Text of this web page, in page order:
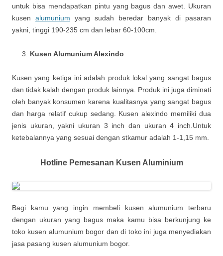
untuk bisa mendapatkan pintu yang bagus dan awet. Ukuran
kusen alumunium yang sudah beredar banyak di pasaran
yakni, tinggi 190-235 cm dan lebar 60-100cm.
Kusen Alumunium Alexindo
Kusen yang ketiga ini adalah produk lokal yang sangat bagus
dan tidak kalah dengan produk lainnya. Produk ini juga diminati
oleh banyak konsumen karena kualitasnya yang sangat bagus
dan harga relatif cukup sedang. Kusen alexindo memiliki dua
jenis ukuran, yakni ukuran 3 inch dan ukuran 4 inch.Untuk
ketebalannya yang sesuai dengan stkamur adalah 1-1,15 mm.
Hotline Pemesanan Kusen Aluminium
Bagi kamu yang ingin membeli kusen alumunium terbaru
dengan ukuran yang bagus maka kamu bisa berkunjung ke
toko kusen alumunium bogor dan di toko ini juga menyediakan
jasa pasang kusen alumunium bogor.